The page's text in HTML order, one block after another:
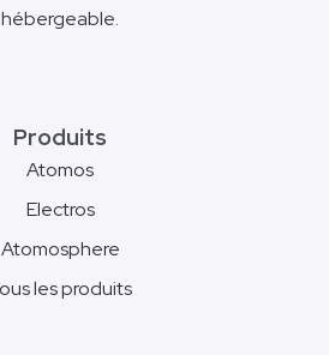
hébergeable.
Produits
Atomos
Electros
Atomosphere
les produits